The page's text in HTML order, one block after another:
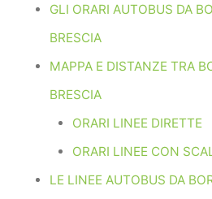
GLI ORARI AUTOBUS DA
BRESCIA
MAPPA E DISTANZE TRA
BRESCIA
ORARI LINEE DIRETTE
ORARI LINEE CON
LE LINEE AUTOBUS DA